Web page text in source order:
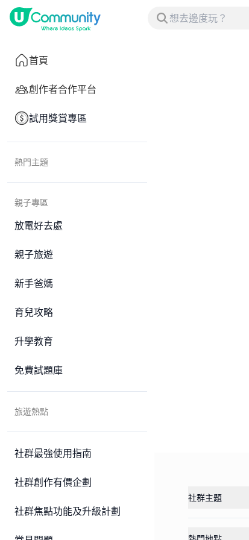
首頁
創作者合作平台
試用獎賞專區
熱門主題
親子專區
放電好去處
親子旅遊
新手爸媽
育兒攻略
升學教育
免費試題庫
旅遊熱點
社群最強使用指南
社群創作有價企劃
社群焦點功能及升級計劃
社群主題